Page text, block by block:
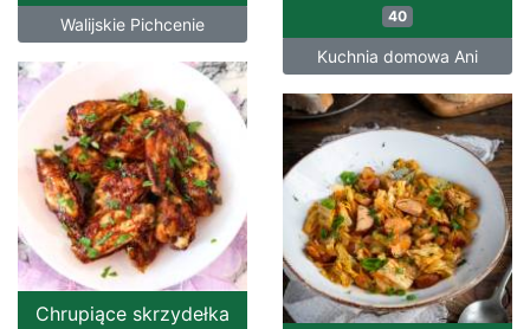
Walijskie Pichcenie 40
Kuchnia domowa Ani
Chrupiące skrzydełka